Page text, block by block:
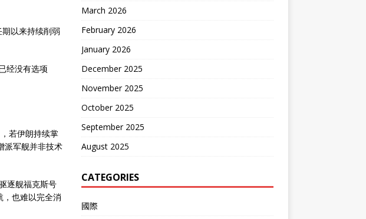
以来持续削弱
经没有选项
若伊朗持续掌
派军舰并非技术
逐舰福克斯号
，也难以完全消
March 2026
February 2026
January 2026
December 2025
November 2025
October 2025
September 2025
August 2025
CATEGORIES
國際